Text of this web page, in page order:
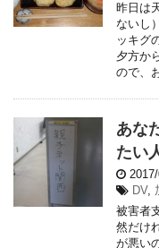
昨日は
ないし
ッキグ
夕方か
ので、
あな
たい
DV,
被害者
然だけ
が悪い